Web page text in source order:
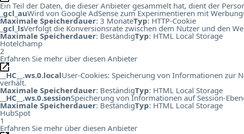
Ein Teil der Daten, die dieser Anbieter gesammelt hat, dient der
_gcl_auWird von Google AdSense zum Experimentieren mit
Maximale Speicherdauer: 3 MonateTyp: HTTP-Cookie
_gcl_lsVerfolgt die Konversionsrate zwischen dem Nutzer und den
Maximale Speicherdauer: BeständigTyp: HTML Local Storage
Hotelchamp
2
Erfahren Sie mehr über diesen Anbieter
__HC__.ws.0.localUser-Cookies: Speicherung von Informationen zur
verhält.
Maximale Speicherdauer: BeständigTyp: HTML Local Storage
__HC__.ws.0.sessionSpeicherung von Informationen auf Session-
Maximale Speicherdauer: BeständigTyp: HTML Local Storage
HubSpot
1
Erfahren Sie mehr über diesen Anbieter